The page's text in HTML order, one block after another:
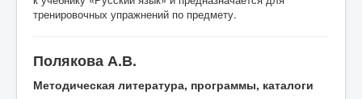
тренировочных упражнений по предмету.
Полякова А.В.
Методическая литература, программы, каталоги